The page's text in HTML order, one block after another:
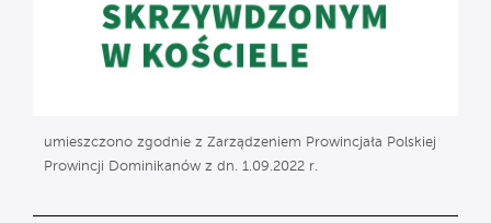
umieszczono zgodnie z Zarządzeniem Prowincjała Polskiej
Prowincji Dominikanów z dn. 1.09.2022 r.